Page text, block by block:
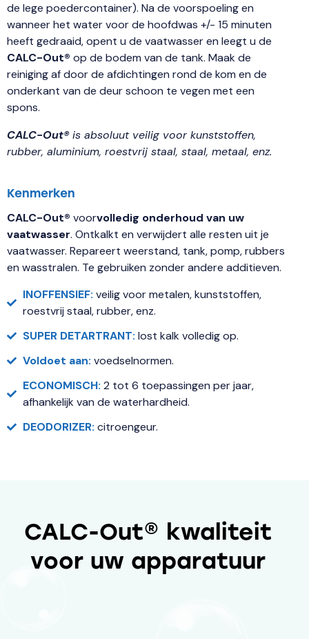
de lege poedercontainer). Na de voorspoeling en
wanneer het water voor de hoofdwas +/- 15 minuten
heeft gedraaid, opent u de vaatwasser en leegt u de
CALC-Out® op de bodem van de tank. Maak de
reiniging af door de afdichtingen rond de kom en de
onderkant van de deur schoon te vegen met een
spons.
CALC-Out®is absoluut veilig voor kunststoffen,
rubber, aluminium, roestvrij staal, staal, metaal, enz.
Kenmerken
CALC-Out® voorvolledig onderhoud van uw
vaatwasser. Ontkalkt en verwijdert alle resten uit je
vaatwasser. Repareert weerstand, tank, pomp, rubbers
en wasstralen. Te gebruiken zonder andere additieven.
INOFFENSIEF: veilig voor metalen, kunststoffen,
roestvrij staal, rubber, enz.
SUPER DETARTRANT: lost kalk volledig op.
Voldoet aan: voedselnormen.
ECONOMISCH: 2 tot 6 toepassingen per jaar,
afhankelijk van de waterhardheid.
DEODORIZER: citroengeur.
CALC-Out® kwaliteit
voor uw apparatuur